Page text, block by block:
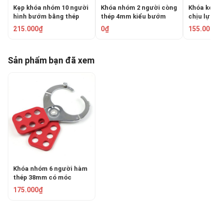
Kẹp khóa nhóm 10 người
hình bướm bằng thép
PROLOCKEY BAH02
215.000₫
Khóa nhóm 2 người còng
thép 4mm kiểu bướm
PROLOCKEY BAH21
0₫
Khóa
chịu lực
155.000₫
Sản phẩm bạn đã xem
Khóa nhóm 6 người hàm
thép 38mm có móc
PROLOCKEY SH02-H
175.000₫